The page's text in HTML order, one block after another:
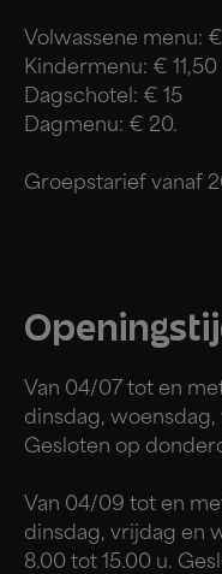
Volwassene menu:
Kindermenu: € 11,50
Dagschotel: € 15
Dagmenu: € 20.
Groepstarief vanaf
Van 04/07 tot en
dinsdag,
Gesloten op
Van 04/09 tot en
dinsdag, vrijdag en
8.00 tot 15.00 u.